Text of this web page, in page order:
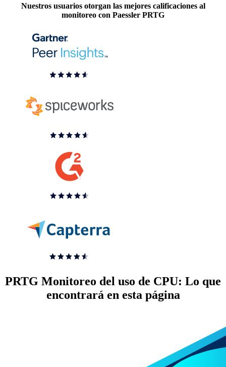
Nuestros usuarios otorgan las mejores calificaciones al
monitoreo con Paessler PRTG
PRTG Monitoreo del uso de CPU: Lo que
encontrará en esta página